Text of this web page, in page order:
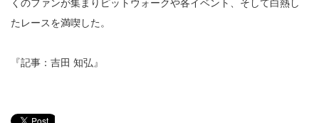
くのファンが集まりピットウォークや各イベント、そして白熱し
たレースを満喫した。
『記事：吉田 知弘』